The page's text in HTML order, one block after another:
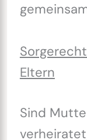
Eltern
Sind